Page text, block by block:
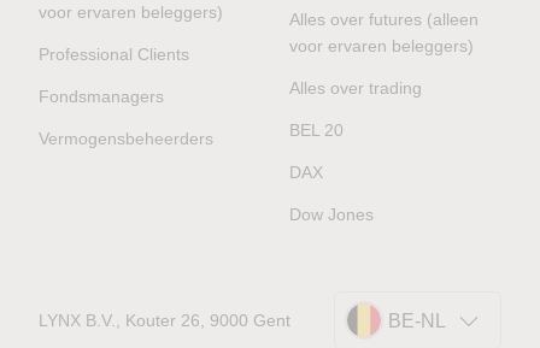
voor ervaren beleggers)
Professional Clients
Fondsmanagers
Vermogensbeheerders
Alles over futures (alleen
voor ervaren beleggers)
Alles over trading
BEL 20
DAX
Dow Jones
LYNX B.V., Kouter 26, 9000 Gent BE-NL